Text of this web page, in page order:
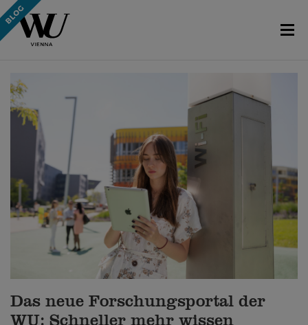
Das neue Forschungsportal der
WU: Schneller mehr wissen